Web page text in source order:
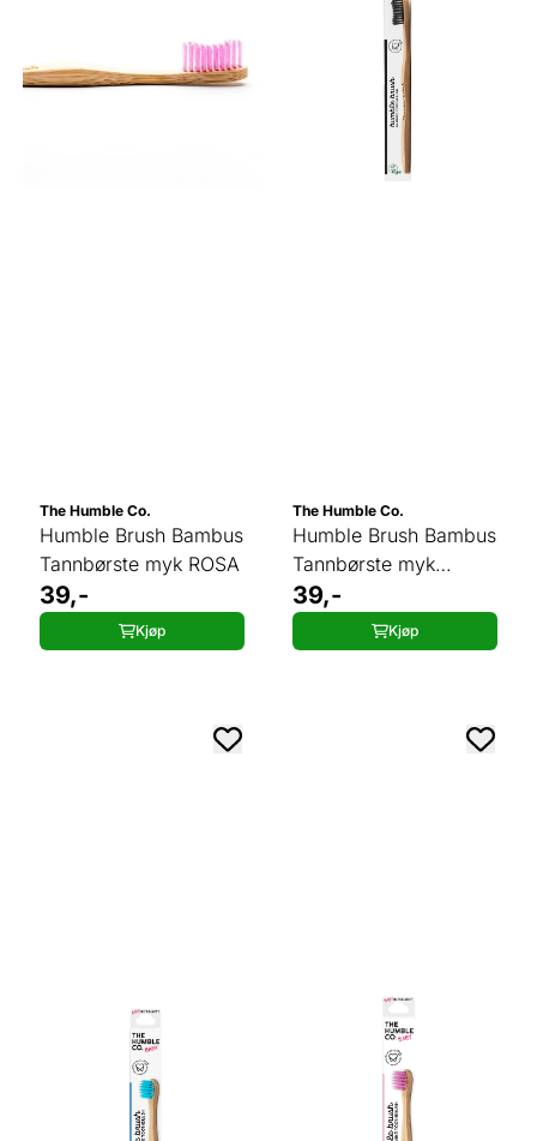
The Humble Co.
Humble Brush Bambus
Tannbørste myk ROSA
39,-
Kjøp
The Humble Co.
Humble Brush Bambus
Tannbørste myk
SVART
39,-
Kjøp